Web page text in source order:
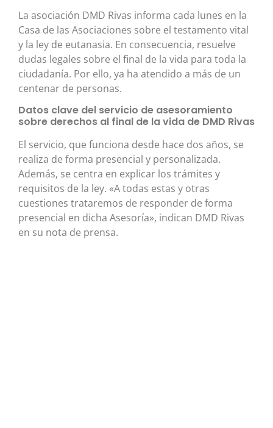
La asociación DMD Rivas informa cada lunes en la
Casa de las Asociaciones sobre el testamento vital
y la ley de eutanasia. En consecuencia, resuelve
dudas legales sobre el final de la vida para toda la
ciudadanía. Por ello, ya ha atendido a más de un
centenar de personas.
Datos clave del servicio de asesoramiento
sobre derechos al final de la vida de DMD Rivas
El servicio, que funciona desde hace dos años, se
realiza de forma presencial y personalizada.
Además, se centra en explicar los trámites y
requisitos de la ley. «A todas estas y otras
cuestiones trataremos de responder de forma
presencial en dicha Asesoría», indican DMD Rivas
en su nota de prensa.